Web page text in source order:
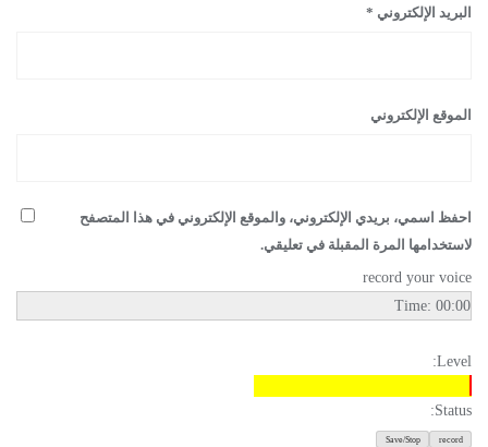
البريد الإلكتروني *
الموقع الإلكتروني
احفظ اسمي، بريدي الإلكتروني، والموقع الإلكتروني في هذا المتصفح
لاستخدامها المرة المقبلة في تعليقي.
record your voice
Time: 00:00
Level:
Status: